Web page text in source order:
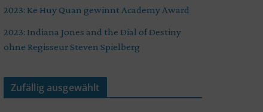
2023: Ke Huy Quan gewinnt Academy Award
2023: Indiana Jones and the Dial of Destiny
ohne Regisseur Steven Spielberg
Zufällig ausgewählt